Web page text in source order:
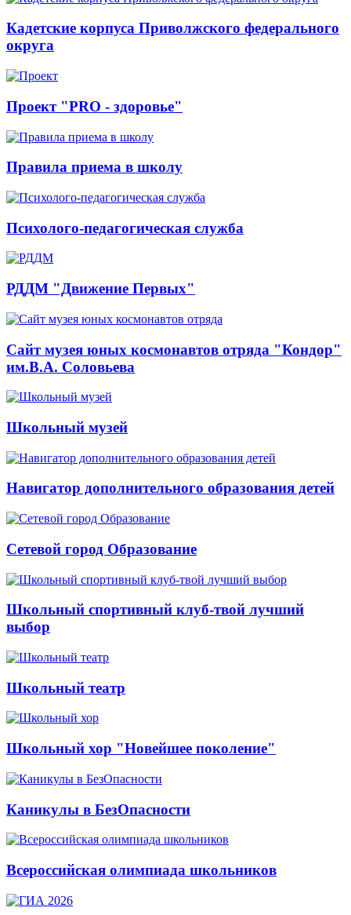
Кадетские корпуса Приволжского федерального
округа
Проект "PRO - здоровье"
Правила приема в школу
Психолого-педагогическая служба
РДДМ "Движение Первых"
Сайт музея юных космонавтов отряда "Кондор"
им.В.А. Соловьева
Школьный музей
Навигатор дополнительного образования детей
Сетевой город Образование
Школьный спортивный клуб-твой лучший
выбор
Школьный театр
Школьный хор "Новейшее поколение"
Каникулы в БезОпасности
Всероссийская олимпиада школьников